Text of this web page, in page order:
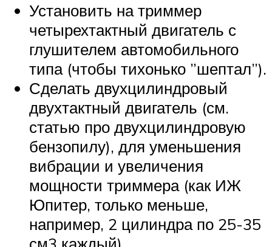
Установить на триммер
четырехтактный двигатель с
глушителем автомобильного
типа (чтобы тихонько ”шептал”).
Сделать двухцилиндровый
двухтактный двигатель (см.
статью про двухцилиндровую
бензопилу), для уменьшения
вибрации и увеличения
мощности триммера (как ИЖ
Юпитер, только меньше,
например, 2 цилиндра по 25-35